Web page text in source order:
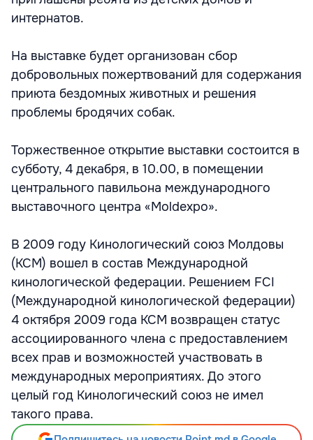
интернатов.
На выставке будет организован сбор
добровольных пожертвований для содержания
приюта бездомных животных и решения
проблемы бродячих собак.
Торжественное открытие выставки состоится в
субботу, 4 декабря, в 10.00, в помещении
центрального павильона международного
выставочного центра «Moldexpo».
В 2009 году Кинологический союз Молдовы
(КСМ) вошел в состав Международной
кинологической федерации. Решением FCI
(Международной кинологической федерации)
4 октября 2009 года КСМ возвращен статус
ассоциированного члена с предоставлением
всех прав и возможностей участвовать в
международных мероприятиях. До этого
целый год Кинологический союз не имел
такого права.